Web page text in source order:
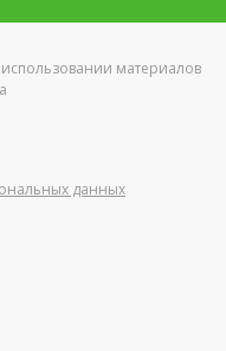
материалов
данных